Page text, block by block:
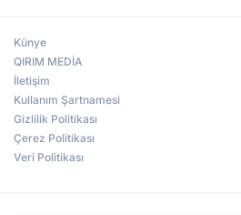
Künye
QIRIM MEDİA
İletişim
Kullanım Şartnamesi
Gizlilik Politikası
Çerez Politikası
Veri Politikası